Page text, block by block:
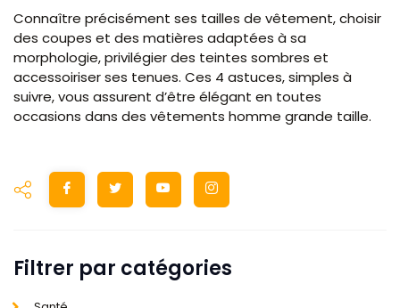
Connaître précisément ses tailles de vêtement, choisir
des coupes et des matières adaptées à sa
morphologie, privilégier des teintes sombres et
accessoiriser ses tenues. Ces 4 astuces, simples à
suivre, vous assurent d’être élégant en toutes
occasions dans des vêtements homme grande taille.
Filtrer par catégories